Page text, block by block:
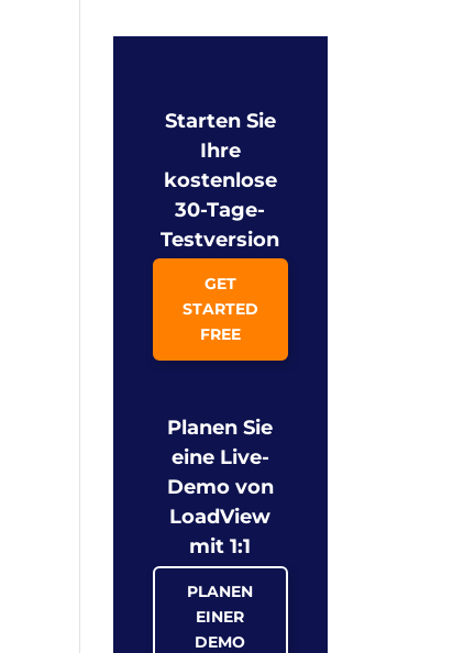
Starten Sie
Ihre
kostenlose
30-Tage-
Testversion
GET
STARTED
FREE
Planen Sie
eine Live-
Demo von
LoadView
mit 1:1
PLANEN
EINER
DEMO